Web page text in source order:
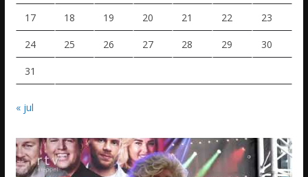
17 18 19 20 21 22 23
24 25 26 27 28 29 30
31
« jul